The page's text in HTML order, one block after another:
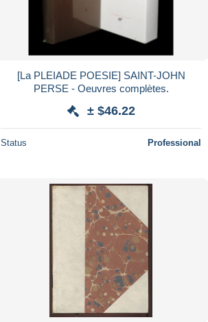
[La PLEIADE POESIE] SAINT-JOHN
PERSE - Oeuvres complètes.
± $46.22
Status Professional